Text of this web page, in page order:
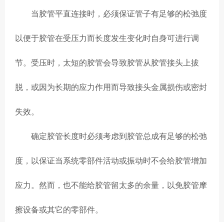
当胶管平直连接时，必须保证管子有足够的松弛度
以便于胶管在受压力而长度发生变化时自身可进行调
节。受压时，太短的胶管会导致胶管从胶管接头上拔
脱，或因为长期的应力作用而导致接头金属损伤或密封
失效。
确定胶管长度时必须考虑到胶管总成有足够的松弛
度，以保证当系统零部件活动或振动时不会给胶管增加
应力。然而，也不能给胶管留太多的余量，以免胶管摩
擦设备或其它的零部件。